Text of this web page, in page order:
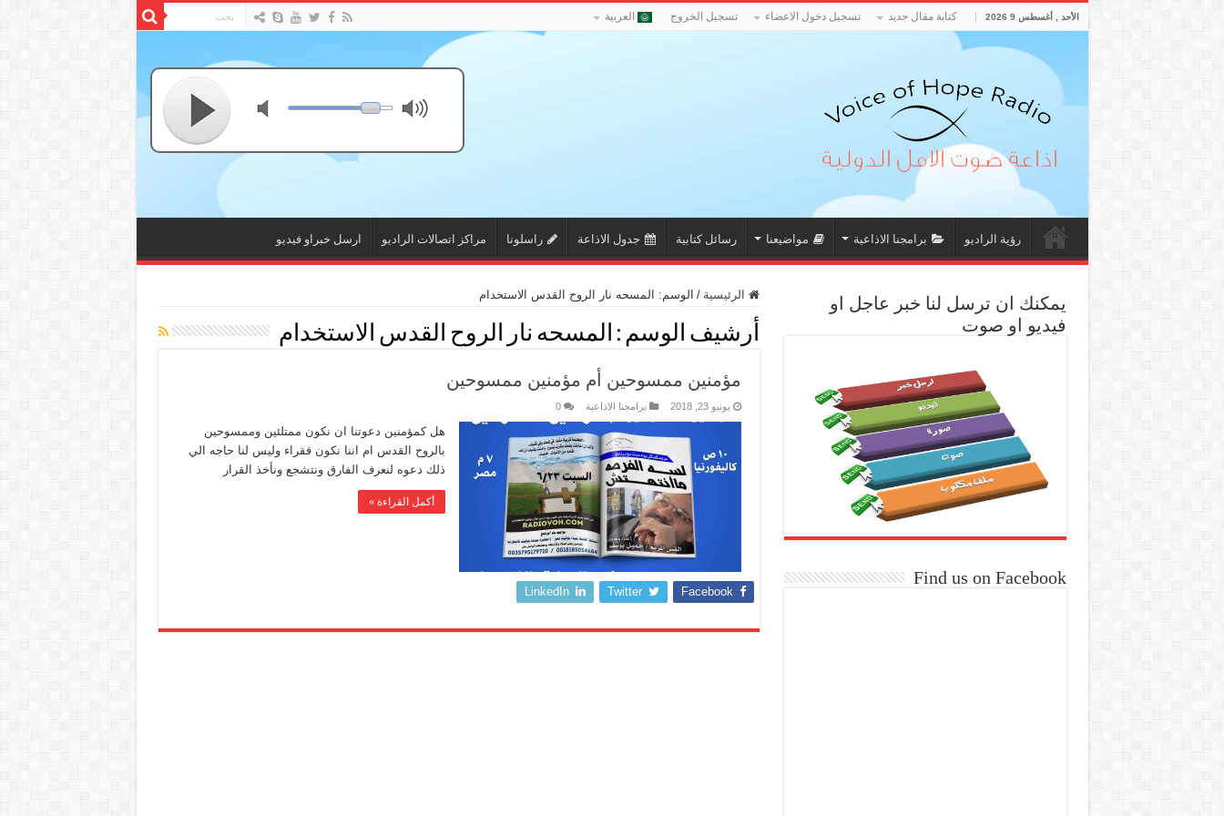
الأحد , أغسطس 9 2026 كتابة مقال جديد تسجيل دخول الاعضاء تسجيل الخروج العربية
رؤية الراديو برامجنا الاذاعية مواضيعنا رسائل كتابية جدول الاذاعة راسلونا مراكز اتصالات الراديو ارسل خبراو فيديو
الرئيسية / الوسم: المسحه نار الروح القدس الاستخدام
أرشيف الوسم : المسحه نار الروح القدس الاستخدام
مؤمنين ممسوحين أم مؤمنين ممسوحين
يونيو 23, 2018 برامجنا الاذاعية 0
هل كمؤمنين دعوتنا ان نكون ممتلئين وممسوحين
بالروح القدس ام اننا نكون فقراء وليس لنا حاجه الي
ذلك دعوه لنعرف الفارق ونتشجع ونأخذ القرار
أكمل القراءة »
Facebook
Twitter
LinkedIn
يمكنك ان ترسل لنا خبر عاجل او
فيديو او صوت
Find us on Facebook